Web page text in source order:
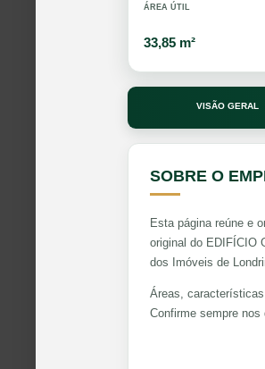
ÁREA ÚTIL
33,85 m²
VISÃO GERAL
SOBRE O
Esta página reúne e
original do EDIFÍCIO
dos Imóveis de
Áreas,
Confirme sempre nos